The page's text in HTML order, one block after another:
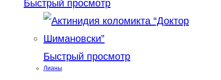
несколько
вариаций.
Опции
можно
выбрать
имеет
несколько
вариаций.
Опции
можно
Быстрый просмотр
Быстрый просмотр
Лианы